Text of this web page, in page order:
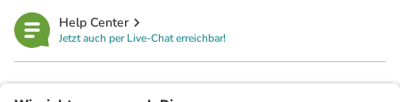
Help Center
Jetzt auch per Live-Chat erreichbar!